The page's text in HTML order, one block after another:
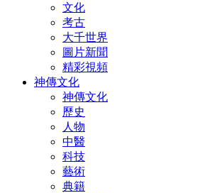
文化
考古
大千世界
圖片新聞
精彩視頻
神傳文化
神傳文化
歷史
人物
中醫
科技
藝術
典籍